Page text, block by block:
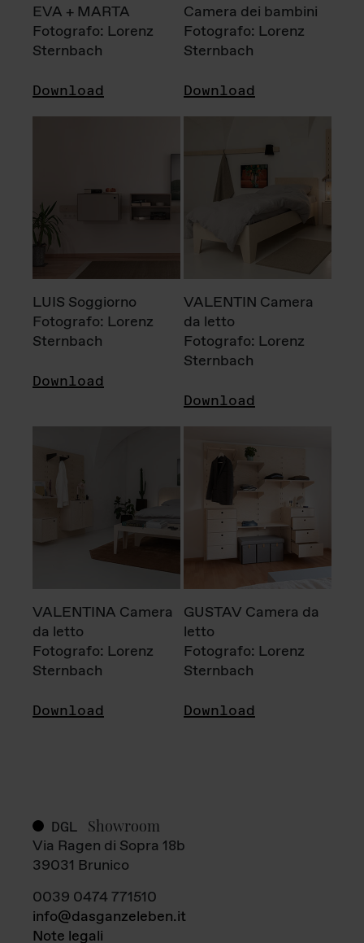
EVA + MARTA
Fotografo: Lorenz
Sternbach
Download
Camera dei bambini
Fotografo: Lorenz
Sternbach
Download
LUIS Soggiorno
Fotografo: Lorenz
Sternbach
Download
VALENTIN Camera
da letto
Fotografo: Lorenz
Sternbach
Download
VALENTINA Camera
da letto
Fotografo: Lorenz
Sternbach
Download
GUSTAV Camera da
letto
Fotografo: Lorenz
Sternbach
Download
DGL Showroom
Via Ragen di Sopra 18b
39031 Brunico
0039 0474 771510
info@dasganzeleben.it
Note legali